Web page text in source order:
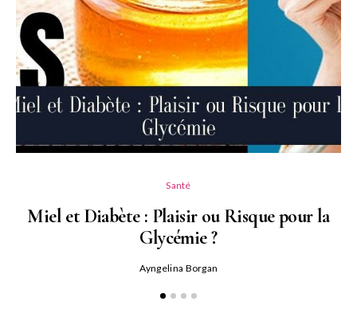
Santé
Miel et Diabète : Plaisir ou Risque pour la
Glycémie ?
Ayngelina Borgan